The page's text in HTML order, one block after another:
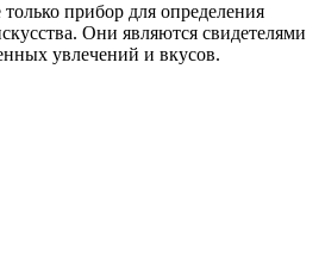
прибор для определения
Они являются свидетелями
увлечений и вкусов.